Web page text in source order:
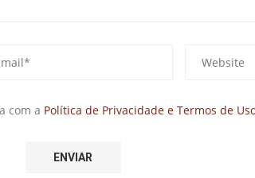
com a Política de Privacidade e Termos de